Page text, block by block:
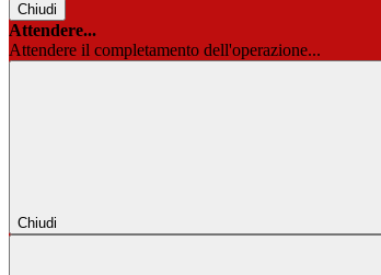
Chiudi
Attendere...
Attendere il completamento dell'operazione...
Chiudi